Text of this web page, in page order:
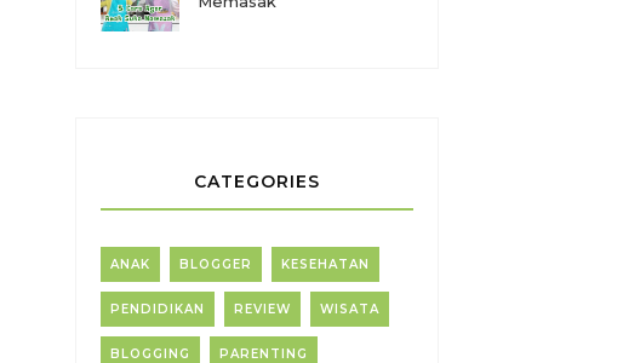
CATEGORIES
ANAK BLOGGER KESEHATAN
PENDIDIKAN REVIEW WISATA
BLOGGING PARENTING